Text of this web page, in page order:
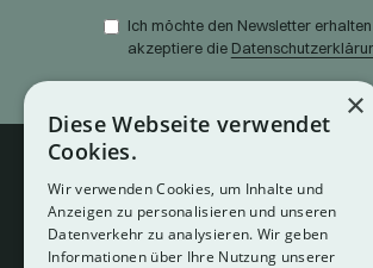
Ich möchte den Newsletter
akzeptiere die
×
Diese Webseite verwendet
Cookies.
Wir verwenden Cookies, um Inhalte und
Anzeigen zu personalisieren und unseren
Datenverkehr zu analysieren. Wir geben
Informationen über Ihre Nutzung unserer